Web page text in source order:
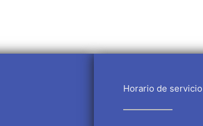
Horario de servicio